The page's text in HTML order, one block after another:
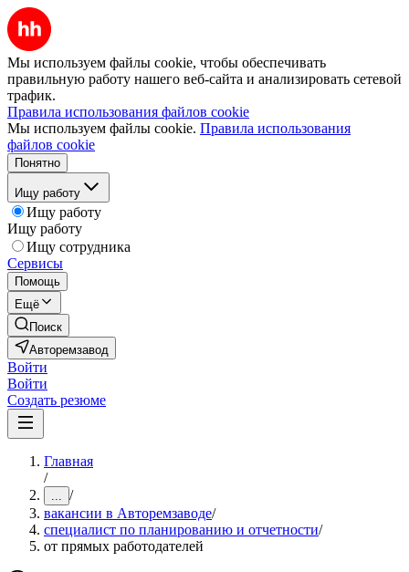
Мы используем файлы cookie, чтобы обеспечивать
правильную работу нашего веб-сайта и анализировать сетевой
трафик.
Правила использования файлов cookie
Мы используем файлы cookie. Правила использования
файлов cookie
Понятно
Ищу работу
Ищу работу
Ищу работу
Ищу сотрудника
Сервисы
Помощь
Ещё
Поиск
Авторемзавод
Войти
Войти
Создать резюме
Главная
/
... /
вакансии в Авторемзаводе/
специалист по планированию и отчетности/
от прямых работодателей